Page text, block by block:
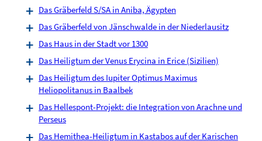
Das Gräberfeld S/SA in Aniba, Ägypten
Das Gräberfeld von Jänschwalde in der Niederlausitz
Das Haus in der Stadt vor 1300
Das Heiligtum der Venus Erycina in Erice (Sizilien)
Das Heiligtum des Iupiter Optimus Maximus
Heliopolitanus in Baalbek
Das Hellespont-Projekt: die Integration von Arachne und
Perseus
Das Hemithea-Heiligtum in Kastabos auf der Karischen